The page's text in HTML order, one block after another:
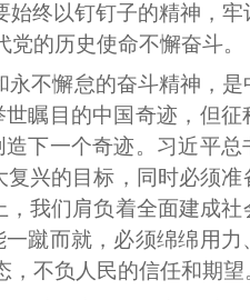
终以钉钉子的精神，牢
的历史使命不懈奋斗。
永不懈怠的奋斗精神，是
瞩目的中国奇迹，但征
下一个奇迹。习近平总
兴的目标，同时必须准
我们肩负着全面建成社
蹴而就，必须绵绵用力
不负人民的信任和期望